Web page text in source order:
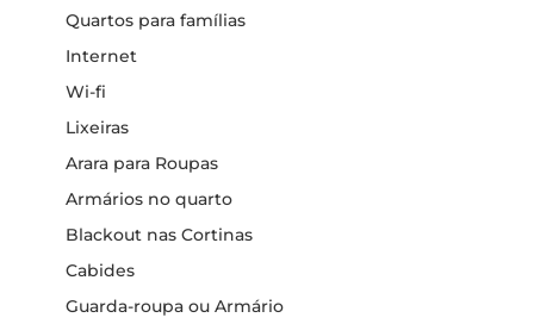
Quartos para famílias
Internet
Wi-fi
Lixeiras
Arara para Roupas
Armários no quarto
Blackout nas Cortinas
Cabides
Guarda-roupa ou Armário